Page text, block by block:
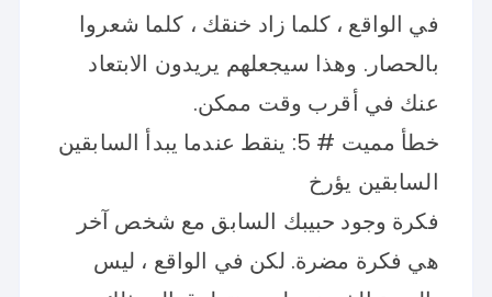
في الواقع ، كلما زاد خنقك ، كلما شعروا
بالحصار. وهذا سيجعلهم يريدون الابتعاد
عنك في أقرب وقت ممكن.
خطأ مميت # 5: ينقط عندما يبدأ السابقين
السابقين يؤرخ
فكرة وجود حبيبك السابق مع شخص آخر
هي فكرة مضرة. لكن في الواقع ، ليس